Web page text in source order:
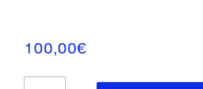
100,00€